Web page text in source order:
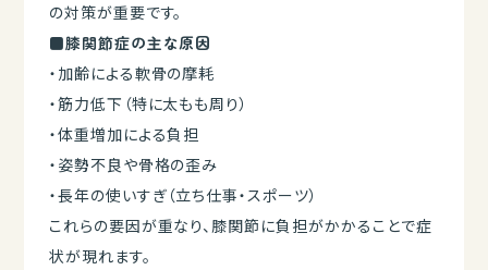
の対策が重要です。
■膝関節症の主な原因
・加齢による軟骨の摩耗
・筋力低下（特に太もも周り）
・体重増加による負担
・姿勢不良や骨格の歪み
・長年の使いすぎ（立ち仕事・スポーツ）
これらの要因が重なり、膝関節に負担がかかることで症
状が現れます。